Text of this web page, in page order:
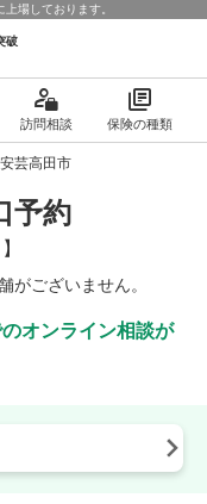
場しております。
破
訪問相談 保険の種類
安芸高田市
予約
がございません。
オンライン相談が